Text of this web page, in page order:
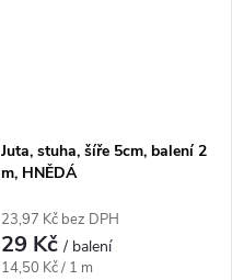
Juta, stuha, šíře 5cm, balení 2
m, HNĚDÁ
23,97 Kč bez DPH
29 Kč/ balení
Měrná
14,50 Kč / 1 m